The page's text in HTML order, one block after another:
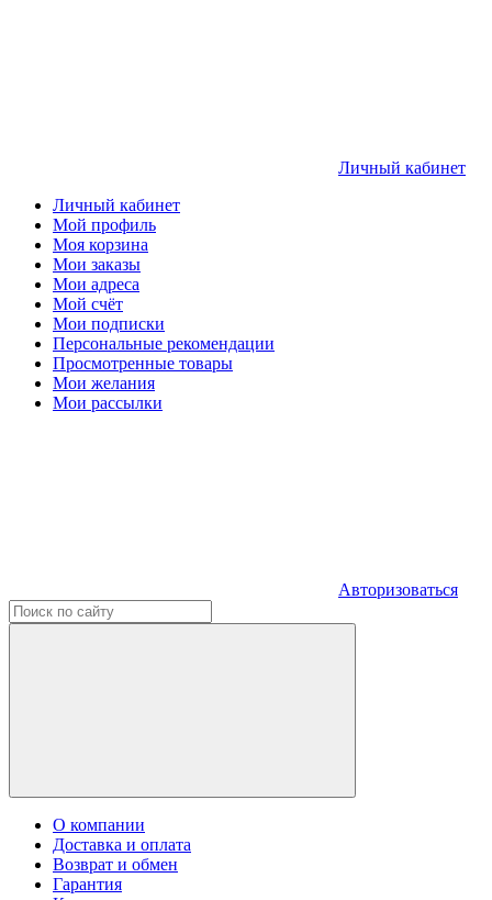
Личный кабинет
Личный кабинет
Мой профиль
Моя корзина
Мои заказы
Мои адреса
Мой счёт
Мои подписки
Персональные рекомендации
Просмотренные товары
Мои желания
Мои рассылки
Авторизоваться
О компании
Доставка и оплата
Возврат и обмен
Гарантия